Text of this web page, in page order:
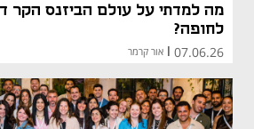
מה למדתי על עולם הביזנס הקר
לחופה?
07.06.26 אור קרמר